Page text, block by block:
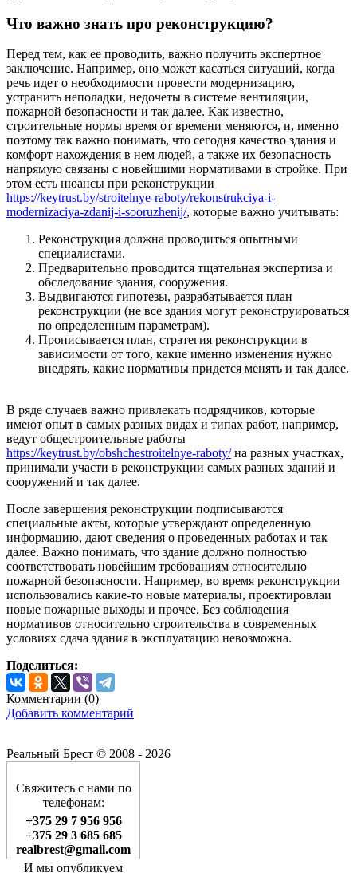
Что важно знать про реконструкцию?
Перед тем, как ее проводить, важно получить экспертное
заключение. Например, оно может касаться ситуаций, когда
речь идет о необходимости провести модернизацию,
устранить неполадки, недочеты в системе вентиляции,
пожарной безопасности и так далее. Как известно,
строительные нормы время от времени меняются, и, именно
поэтому так важно понимать, что сегодня качество здания и
комфорт нахождения в нем людей, а также их безопасность
напрямую связаны с новейшими нормативами в стройке. При
этом есть нюансы при реконструкции
https://keytrust.by/stroitelnye-raboty/rekonstrukciya-i-
modernizaciya-zdanij-i-sooruzhenij/, которые важно учитывать:
Реконструкция должна проводиться опытными
специалистами.
Предварительно проводится тщательная экспертиза и
обследование здания, сооружения.
Выдвигаются гипотезы, разрабатывается план
реконструкции (не все здания могут реконструироваться
по определенным параметрам).
Прописывается план, стратегия реконструкции в
зависимости от того, какие именно изменения нужно
внедрять, какие нормативы придется менять и так далее.
В ряде случаев важно привлекать подрядчиков, которые
имеют опыт в самых разных видах и типах работ, например,
ведут общестроительные работы
https://keytrust.by/obshchestroitelnye-raboty/на разных участках,
принимали участи в реконструкции самых разных зданий и
сооружений и так далее.
После завершения реконструкции подписываются
специальные акты, которые утверждают определенную
информацию, дают сведения о проведенных работах и так
далее. Важно понимать, что здание должно полностью
соответствовать новейшим требованиям относительно
пожарной безопасности. Например, во время реконструкции
использовались какие-то новые материалы, проектировлаи
новые пожарные выходы и прочее. Без соблюдения
нормативов относительно строительства в современных
условиях сдача здания в эксплуатацию невозможна.
Поделиться:
Комментарии (0)
Добавить комментарий
Реальный Брест © 2008 - 2026
Свяжитесь с нами по
телефонам:
+375 29 7 956 956
+375 29 3 685 685
realbrest@gmail.com
И мы опубликуем